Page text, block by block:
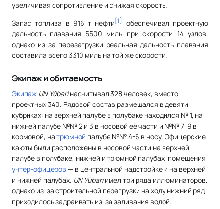
увеличивая сопротивление и снижая скорость.
Запас топлива в 916 т нефти [1]
обеспечивал проектную
дальность плавания 5500 миль при скорости 14 узлов,
однако из-за перезагрузки реальная дальность плавания
составила всего 3310 миль на той же скорости.
Экипаж и обитаемость
Экипаж IJN Yūbariнасчитывал 328 человек, вместо
проектных 340. Рядовой состав размещался в девяти
кубриках: на верхней палубе в полубаке находился № 1, на
нижней палубе №№ 2 и 3 в носовой её части и №№ 7-9 в
кормовой, на трюмной палубе №№ 4-6 в носу. Офицерские
каюты были расположены в носовой части на верхней
палубе в полубаке, нижней и трюмной палубах, помещения
унтер-офицеров — в центральной надстройке и на верхней
и нижней палубах. IJN Yūbariимел три ряда иллюминаторов,
однако из-за строительной перегрузки на ходу нижний ряд
приходилось задраивать из-за заливания водой.